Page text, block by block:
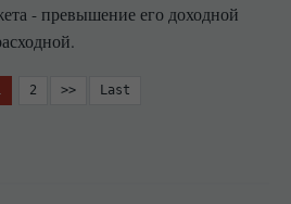
- превышение его доходной
2 >> Last